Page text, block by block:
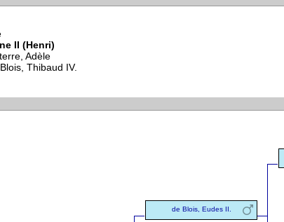
II (Henri)
Adèle
Thibaud IV.
de Blois, Eudes II.